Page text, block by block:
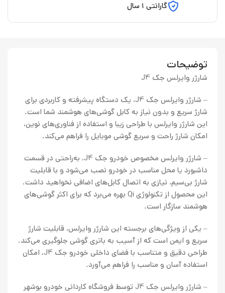
گارانتی 1 سال
توضیحات
شارژر وایرلس جک J4
– شارژر وایرلس جک J4، یک دستگاه پیشرفته و کاربردی برای
شارژ سریع و بدون نیاز به کابل گوشی‌های هوشمند شما است.
این شارژر وایرلس با طراحی زیبا و استفاده از فناوری‌های نوین،
امکان شارژ راحت و سریع گوشی موبایل را فراهم می‌کند.
– شارژر وایرلس مخصوص خودرو جک J4، به‌راحتی در قسمت
داشبورد یا محل مناسب در خودرو نصب می‌شود و با قابلیت
شارژ بی‌سیم، نیازی به اتصال کابل‌های اضافی نخواهید داشت.
این محصول از تکنولوژی Qi بهره می‌برد که برای اکثر گوشی‌های
هوشمند سازگار است.
– یکی از ویژگی‌های برجسته این شارژر وایرلس، قابلیت شارژ
سریع و ایمن است که از آسیب به باتری گوشی جلوگیری می‌کند.
طراحی دقیق و متناسب با فضای داخلی خودرو جک J4، امکان
استفاده آسان و مناسب را فراهم می‌آورد.
– شارژر وایرلس جک J4 توسط فروشگاه کاردانی خودرو بوشهر